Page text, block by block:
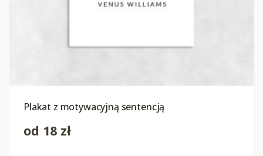
Plakat z motywacyjną sentencją
od 18 zł